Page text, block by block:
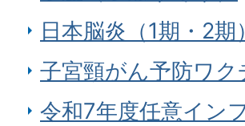
日本脳炎（1期・2期）
子宮頸がん予防ワ
令和7年度任意イン